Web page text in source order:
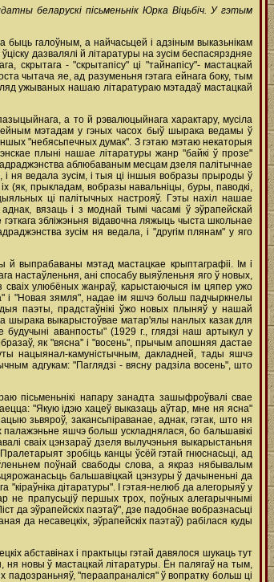
беларускі пісьменьнік Юрка Віцьбіч. У гэтым
быць галоўным, а найчасьцей i адзіным выказьнікам
дазвалялі й літаратуры на зусім беспасярздняе
скрытага - "скрытапісу" ці "тайнапісу"- мастацкай
чытача яе, ад разуменьня гэтага ейнага боку, тым
ужываных нашаю літаратураю мэтадаў мастацкай
а то й рэвалюцыйнага характару, мусіла
ейным мэтадам у гэных часох быў шырака ведамы ў
"небясьпечных думак". З гэтаю мэтаю некаторыя
плыні нашае літаратуры жанр "байкі ў прозе"
адраджэнства аблюбаваным месцам дзеля палітычнае
i ня ведала зусім, i тыя ці іншыя вобразы прыроды ў
(як, прыкладам, вобразы навальніцы, буры, паводкі,
ці палітычных настрояў. Гэты нахіл нашае
вязаць i з моднай тымі часамі ў эўрапейскай
збліжэньня відавочна ляжыць чыста школьнае
зусім ня ведала, i "другім плянам" у яго
й выпрабаваны мэтад мастацкае крыптаграфіі. Ім i
настаўленьня, ані спосабу выяўленьня яго ў новых,
сваіх улюбёных жанраў, карыстаючыся ім цяпер ужо
i "Новая зямля", надае ім яшчэ больш падчыркнелы
паэты, прадстаўнікі ўжо новых плыняў у нашай
шырака выкарыстоўвае матар'ялы нанлых казак для
будучыні аванпосты" (1929 г., глядзі наш артыкул у
як "вясна'' i "восень", прычым апошняя дастае
нацыянал-камуністычным, дакладней, тады яшчэ
адгукам: "Паглядзі - вясну радзіла восень", што
пісьменьнікі напару занадта зашыфроўвалі свае
"Якую ідэю хацеў выказаць аўтар, мне ня ясна"
зьвяроў, закансьпіраванае, аднак, гэтак, што ня
яшчэ больш ускладнялася, бо бальшавікі
сваіх цэнзараў дзеля вылучэньня выкарыстаньня
зробіць канцы ўсёй гэтай гнюснасьці, ад
поўнай свабоды слова, а якраз нябывалым
бальшавіцкай цэнзуры ў дачыненьні да
дітаратуры". I гэтая-нелюб да алегорыяў у
не прапусьціў першых трох, поўных алегарычнымі
да эўрапейскіх паэтаў", дзе падобнае вобразнасьці
да несавецкіх, эўрапейскіх паэтаў) рабілася куды
абставінах i практыцы гэтай давялося шукаць тут
новы ў мастацкай літаратуры. Ён палягаў на тым,
падозраньняў, "пераапраналіся" ў вопратку больш ці